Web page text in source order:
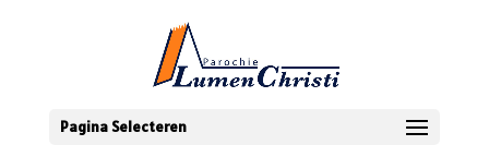
Pagina Selecteren